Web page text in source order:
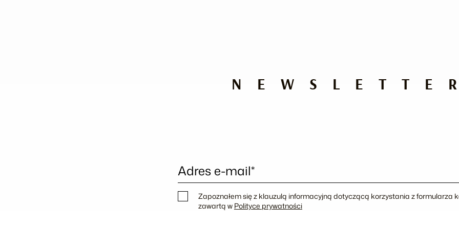
Adres e-mail*
Zapoznałem się z klauzulą informacyjną dotyczącą korzystania z formularza
zawartą w Polityce prywatności